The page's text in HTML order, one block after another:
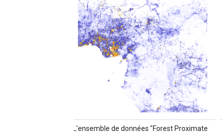
L'ensemble de données "Forest Proximate